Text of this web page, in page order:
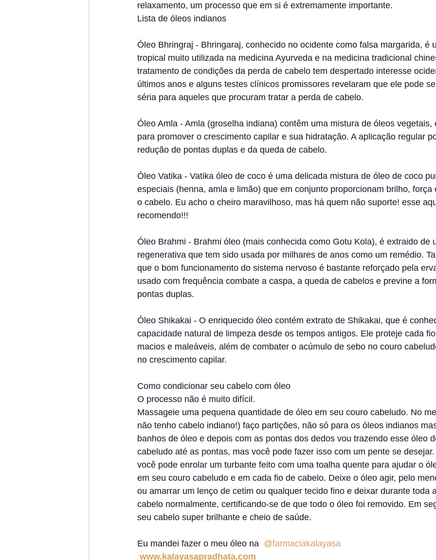
relaxamento, um processo que em si é extremamente importante.
Lista de óleos indianos
Óleo Bhringraj - Bhringaraj, conhecido no ocidente como falsa margarida, é
tropical muito utilizada na medicina Ayurveda e na medicina tradicional
tratamento de condições da perda de cabelo tem despertado interesse
últimos anos e alguns testes clínicos promissores revelaram que ele pode
séria para aqueles que procuram tratar a perda de cabelo.
Óleo Amla - Amla (groselha indiana) contêm uma mistura de óleos
para promover o crescimento capilar e sua hidratação. A aplicação regular
redução de pontas duplas e da queda de cabelo.
Óleo Vatika - Vatika óleo de coco é uma delicada mistura de óleo de coco
especiais (henna, amla e limão) que em conjunto proporcionam brilho,
o cabelo. Eu acho o cheiro maravilhoso, mas há quem não suporte! esse
recomendo!!!
Óleo Brahmi - Brahmi óleo (mais conhecida como Gotu Kola), é extraido de
regenerativa que tem sido usada por milhares de anos como um remédio.
que o bom funcionamento do sistema nervoso é bastante reforçado pela
usado com frequência combate a caspa, a queda de cabelos e previne a
pontas duplas.
Óleo Shikakai - O enriquecido óleo contém extrato de Shikakai, que é
capacidade natural de limpeza desde os tempos antigos. Ele proteje cada
macios e maleáveis, além de combater o acúmulo de sebo no couro
no crescimento capilar.
Como condicionar seu cabelo com óleo
O processo não é muito difícil.
Massageie uma pequena quantidade de óleo em seu couro cabeludo. No
não tenho cabelo indiano!) faço partições, não só para os óleos indianos
banhos de óleo e depois com as pontas dos dedos vou trazendo esse óleo
cabeludo até as pontas, mas você pode fazer isso com um pente se
você pode enrolar um turbante feito com uma toalha quente para ajudar o
em seu couro cabeludo e em cada fio de cabelo. Deixe o óleo agir, pelo
ou amarrar um lenço de cetim ou qualquer tecido fino e deixar durante toda
cabelo normalmente, certificando-se de que todo o óleo foi removido. Em
seu cabelo super brilhante e cheio de saúde.
Eu mandei fazer o meu óleo na @farmaciakalayasa
www.kalayasapradhata.com